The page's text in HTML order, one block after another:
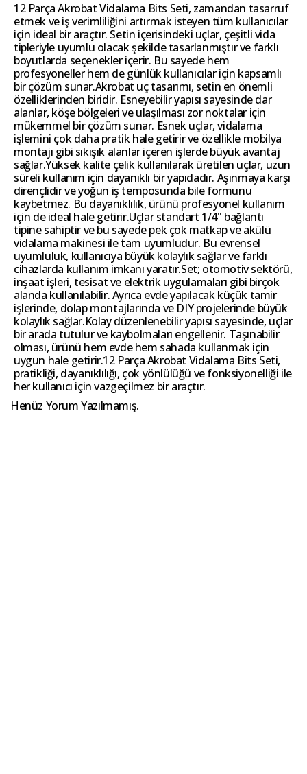
12 Parça Akrobat Vidalama Bits Seti, zamandan tasarruf
etmek ve iş verimliliğini artırmak isteyen tüm kullanıcılar
için ideal bir araçtır. Setin içerisindeki uçlar, çeşitli vida
tipleriyle uyumlu olacak şekilde tasarlanmıştır ve farklı
boyutlarda seçenekler içerir. Bu sayede hem
profesyoneller hem de günlük kullanıcılar için kapsamlı
bir çözüm sunar.Akrobat uç tasarımı, setin en önemli
özelliklerinden biridir. Esneyebilir yapısı sayesinde dar
alanlar, köşe bölgeleri ve ulaşılması zor noktalar için
mükemmel bir çözüm sunar. Esnek uçlar, vidalama
işlemini çok daha pratik hale getirir ve özellikle mobilya
montajı gibi sıkışık alanlar içeren işlerde büyük avantaj
sağlar.Yüksek kalite çelik kullanılarak üretilen uçlar, uzun
süreli kullanım için dayanıklı bir yapıdadır. Aşınmaya karşı
dirençlidir ve yoğun iş temposunda bile formunu
kaybetmez. Bu dayanıklılık, ürünü profesyonel kullanım
için de ideal hale getirir.Uçlar standart 1/4" bağlantı
tipine sahiptir ve bu sayede pek çok matkap ve akülü
vidalama makinesi ile tam uyumludur. Bu evrensel
uyumluluk, kullanıcıya büyük kolaylık sağlar ve farklı
cihazlarda kullanım imkanı yaratır.Set; otomotiv sektörü,
inşaat işleri, tesisat ve elektrik uygulamaları gibi birçok
alanda kullanılabilir. Ayrıca evde yapılacak küçük tamir
işlerinde, dolap montajlarında ve DIY projelerinde büyük
kolaylık sağlar.Kolay düzenlenebilir yapısı sayesinde, uçlar
bir arada tutulur ve kaybolmaları engellenir. Taşınabilir
olması, ürünü hem evde hem sahada kullanmak için
uygun hale getirir.12 Parça Akrobat Vidalama Bits Seti,
pratikliği, dayanıklılığı, çok yönlülüğü ve fonksiyonelliği ile
her kullanıcı için vazgeçilmez bir araçtır.
Henüz Yorum Yazılmamış.